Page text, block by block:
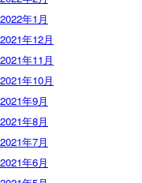
2022年1月
2021年12月
2021年11月
2021年10月
2021年9月
2021年8月
2021年7月
2021年6月